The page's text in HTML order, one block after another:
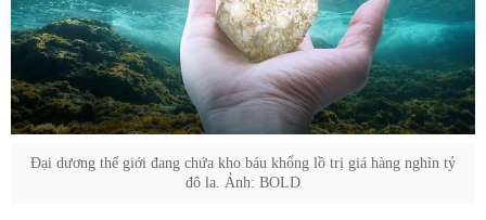
Đại dương thế giới đang chứa kho báu khổng lồ trị giá hàng nghìn tỷ
đô la. Ảnh: BOLD